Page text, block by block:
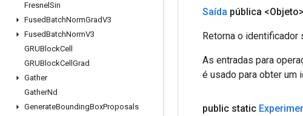
Fresnel Sin
FusedBatchNormGradV3
FusedBatchNormV3
GRUBlockCell
GRUBlockCell Grad
Gather
GatherNd
GenerateBoundingBoxProposals
Saída pública <Objeto>
Retorna o identificador
As entradas para
é usado para obter um
public static